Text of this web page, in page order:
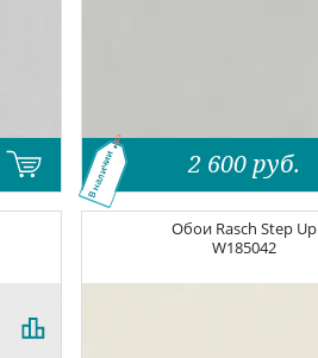
2 600 руб.
В наличии
Обои Rasch Step Up
W185042